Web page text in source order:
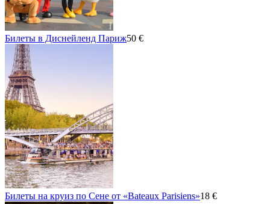
Билеты в Диснейленд Париж50 €
Билеты на круиз по Сене от «Bateaux Parisiens»18 €